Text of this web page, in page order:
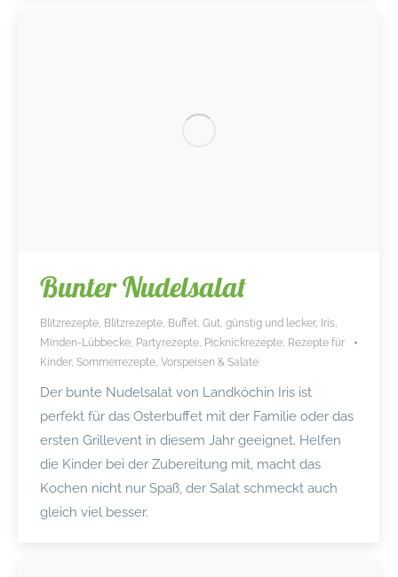
Bunter Nudelsalat
Blitzrezepte Blitzrezepte Buffet Gut, günstig und lecker, Iris
Minden-Lübbecke Partyrezepte Picknickrezepte Rezepte für
Kinder, Sommerrezepte Vorspeisen & Salate
Der bunte Nudelsalat von Landköchin Iris ist
perfekt für das Osterbuffet mit der Familie oder das
ersten Grillevent in diesem Jahr geeignet. Helfen
die Kinder bei der Zubereitung mit, macht das
Kochen nicht nur Spaß, der Salat schmeckt auch
gleich viel besser.